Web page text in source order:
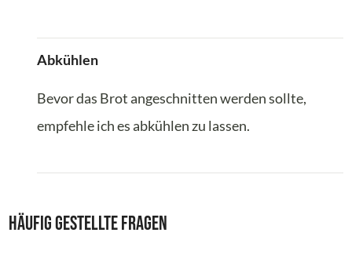
Abkühlen
Bevor das Brot angeschnitten werden sollte,
empfehle ich es abkühlen zu lassen.
Häufig gestellte Fragen